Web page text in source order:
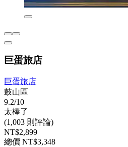
巨蛋旅店
巨蛋旅店
鼓山區
9.2/10
太棒了
(1,003 則評論)
NT$2,899
總價 NT$3,348